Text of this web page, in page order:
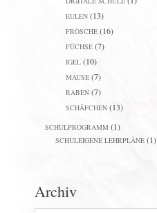
EULEN(13)
FRÖSCHE(16)
FÜCHSE(7)
IGEL(10)
MÄUSE(7)
RABEN(7)
SCHÄFCHEN(13)
SCHULPROGRAMM(1)
SCHULEIGENE LEHRPLÄNE(1)
Archiv